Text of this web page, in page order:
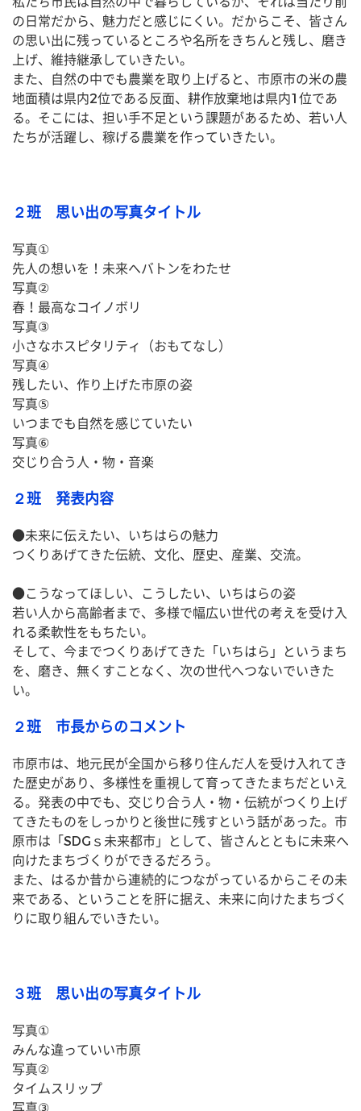
の日常だから、魅力だと感じにくい。だからこそ、皆さん
の思い出に残っているところや名所をきちんと残し、磨き
上げ、維持継承していきたい。
また、自然の中でも農業を取り上げると、市原市の米の農
地面積は県内2位である反面、耕作放棄地は県内1位であ
る。そこには、担い手不足という課題があるため、若い人
たちが活躍し、稼げる農業を作っていきたい。
２班 思い出の写真タイトル
写真①
先人の想いを！未来へバトンをわたせ
写真②
春！最高なコイノボリ
写真③
小さなホスピタリティ（おもてなし）
写真④
残したい、作り上げた市原の姿
写真⑤
いつまでも自然を感じていたい
写真⑥
交じり合う人・物・音楽
２班 発表内容
●未来に伝えたい、いちはらの魅力
つくりあげてきた伝統、文化、歴史、産業、交流。
●こうなってほしい、こうしたい、いちはらの姿
若い人から高齢者まで、多様で幅広い世代の考えを受け入
れる柔軟性をもちたい。
そして、今までつくりあげてきた「いちはら」というまち
を、磨き、無くすことなく、次の世代へつないでいきた
い。
２班 市長からのコメント
市原市は、地元民が全国から移り住んだ人を受け入れてき
た歴史があり、多様性を重視して育ってきたまちだといえ
る。発表の中でも、交じり合う人・物・伝統がつくり上げ
てきたものをしっかりと後世に残すという話があった。市
原市は「SDGｓ未来都市」として、皆さんとともに未来へ
向けたまちづくりができるだろう。
また、はるか昔から連続的につながっているからこその未
来である、ということを肝に据え、未来に向けたまちづく
りに取り組んでいきたい。
３班 思い出の写真タイトル
写真①
みんな違っていい市原
写真②
タイムスリップ